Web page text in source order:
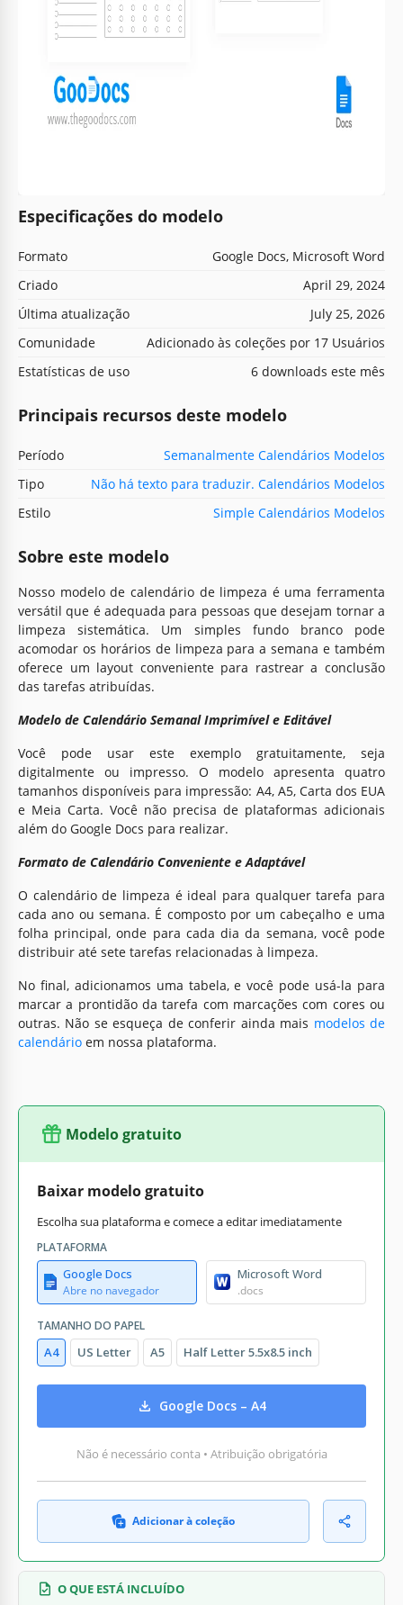
Especificações do modelo
Formato
Google Docs, Microsoft Word
Criado
April 29, 2024
Última atualização
July 25, 2026
Comunidade
Adicionado às coleções por 17 Usuários
Estatísticas de uso
6 downloads este mês
Principais recursos deste modelo
Período
Semanalmente Calendários Modelos
Tipo
Não há texto para traduzir. Calendários Modelos
Estilo
Simple Calendários Modelos
Sobre este modelo
Nosso modelo de calendário de limpeza é uma ferramenta
versátil que é adequada para pessoas que desejam tornar a
limpeza sistemática. Um simples fundo branco pode
acomodar os horários de limpeza para a semana e também
oferece um layout conveniente para rastrear a conclusão
das tarefas atribuídas.
Modelo de Calendário Semanal Imprimível e Editável
Você pode usar este exemplo gratuitamente, seja
digitalmente ou impresso. O modelo apresenta quatro
tamanhos disponíveis para impressão: A4, A5, Carta dos EUA
e Meia Carta. Você não precisa de plataformas adicionais
além do Google Docs para realizar.
Formato de Calendário Conveniente e Adaptável
O calendário de limpeza é ideal para qualquer tarefa para
cada ano ou semana. É composto por um cabeçalho e uma
folha principal, onde para cada dia da semana, você pode
distribuir até sete tarefas relacionadas à limpeza.
No final, adicionamos uma tabela, e você pode usá-la para
marcar a prontidão da tarefa com marcações com cores ou
outras. Não se esqueça de conferir ainda mais modelos de
calendário em nossa plataforma.
Modelo gratuito
Baixar modelo gratuito
Escolha sua plataforma e comece a editar imediatamente
PLATAFORMA
Google Docs
Abre no navegador
Microsoft Word
.docs
TAMANHO DO PAPEL
A4 US Letter A5 Half Letter 5.5x8.5 inch
Google Docs – A4
Não é necessário conta • Atribuição obrigatória
Adicionar à coleção
O QUE ESTÁ INCLUÍDO